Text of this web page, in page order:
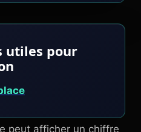
utiles pour
peut afficher un chiffre